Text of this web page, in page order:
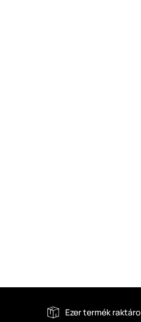
Ezer termék raktáro